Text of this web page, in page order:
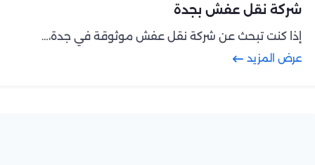
شركة نقل عفش بجدة
إذا كنت تبحث عن شركة نقل عفش موثوقة في جدة،…
عرض المزيد